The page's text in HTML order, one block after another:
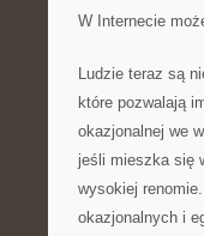
W Internecie
Ludzie teraz są
które pozwalają
okazjonalnej we
jeśli mieszka się
wysokiej
okazjonalnych i